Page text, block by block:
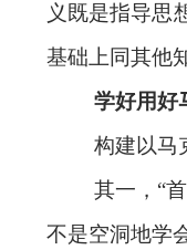
义既是指导思
基础上同其他
学好用好
构建以马
其一，“
不是空洞地学